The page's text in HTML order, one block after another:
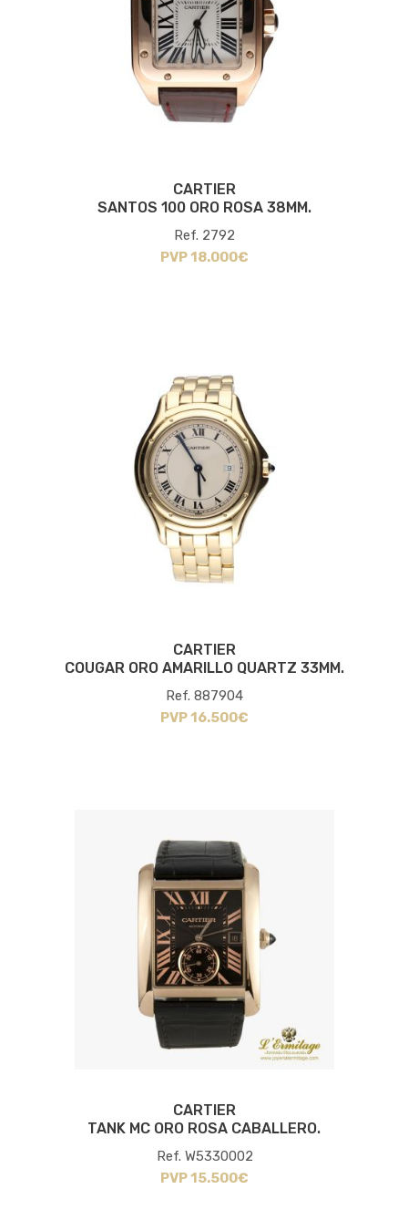
CARTIER
SANTOS 100 ORO ROSA 38MM.
Ref. 2792
PVP 18.000€
CARTIER
COUGAR ORO AMARILLO QUARTZ 33MM.
Ref. 887904
PVP 16.500€
CARTIER
TANK MC ORO ROSA CABALLERO.
Ref. W5330002
PVP 15.500€